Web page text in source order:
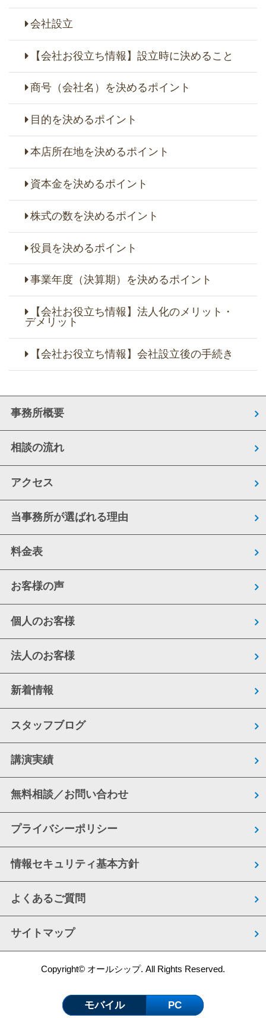
会社設立
【会社お役立ち情報】設立時に決めること
商号（会社名）を決めるポイント
目的を決めるポイント
本店所在地を決めるポイント
資本金を決めるポイント
株式の数を決めるポイント
役員を決めるポイント
事業年度（決算期）を決めるポイント
【会社お役立ち情報】法人化のメリット・
デメリット
【会社お役立ち情報】会社設立後の手続き
事務所概要
相談の流れ
アクセス
当事務所が選ばれる理由
料金表
お客様の声
個人のお客様
法人のお客様
新着情報
スタッフブログ
講演実績
無料相談／お問い合わせ
プライバシーポリシー
情報セキュリティ基本方針
よくあるご質問
サイトマップ
Copyright© オールシップ. All Rights Reserved.
モバイル PC